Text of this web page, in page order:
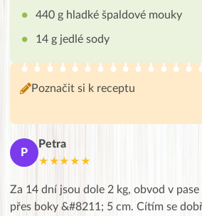
440 g hladké špaldové mouky
14 g jedlé sody
Poznačit si k receptu
P
Petra
★★★★★
Za 14 dní jsou dole 2 kg, obvod v pase
přes boky &#8211; 5 cm. Cítím se